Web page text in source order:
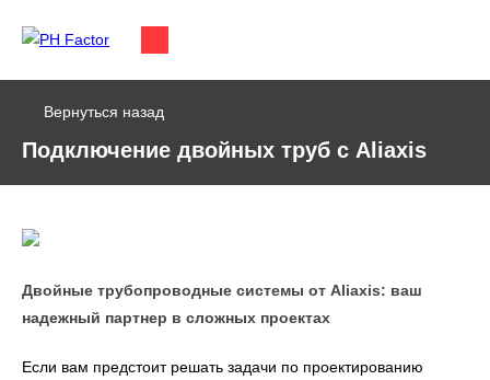
Вернуться назад
Подключение двойных труб с Aliaxis
Двойные трубопроводные системы от Aliaxis: ваш
надежный партнер в сложных проектах
Если вам предстоит решать задачи по проектированию